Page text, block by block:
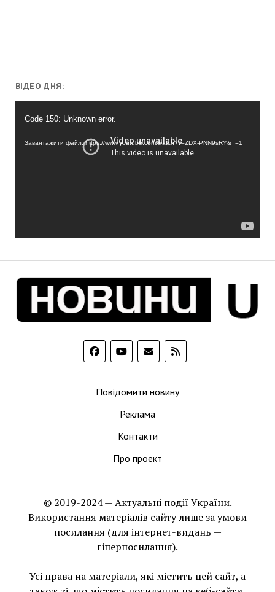
ВІДЕО ДНЯ:
Code 150: Unknown error.
Завантажити файл: https://www.youtube.com/watch?v=ZDX-PNN9sRY&_=1
Повідомити новину
Реклама
Контакти
Про проект
© 2019-2024 — Актуальні події України.
Використання матеріалів сайту лише за умови
посилання (для інтернет-видань —
гіперпосилання).
Усі права на матеріали, які містить цей сайт, а